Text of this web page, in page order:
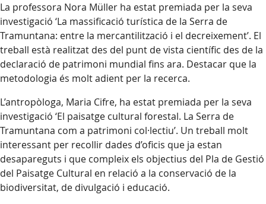
La professora Nora Müller ha estat premiada per la seva
investigació ‘La massificació turística de la Serra de
Tramuntana: entre la mercantilització i el decreixement’. El
treball està realitzat des del punt de vista científic des de la
declaració de patrimoni mundial fins ara. Destacar que la
metodologia és molt adient per la recerca.
L’antropòloga, Maria Cifre, ha estat premiada per la seva
investigació ‘El paisatge cultural forestal. La Serra de
Tramuntana com a patrimoni col·lectiu’. Un treball molt
interessant per recollir dades d’oficis que ja estan
desapareguts i que compleix els objectius del Pla de Gestió
del Paisatge Cultural en relació a la conservació de la
biodiversitat, de divulgació i educació.